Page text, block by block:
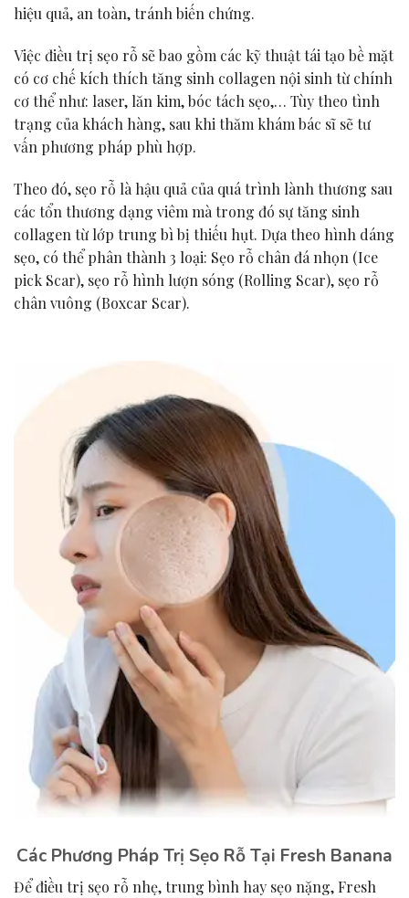
hiệu quả, an toàn, tránh biến chứng.
Việc điều trị sẹo rỗ sẽ bao gồm các kỹ thuật tái tạo bề mặt
có cơ chế kích thích tăng sinh collagen nội sinh từ chính
cơ thể như: laser, lăn kim, bóc tách sẹo,… Tùy theo tình
trạng của khách hàng, sau khi thăm khám bác sĩ sẽ tư
vấn phương pháp phù hợp.
Theo đó, sẹo rỗ là hậu quả của quá trình lành thương sau
các tổn thương dạng viêm mà trong đó sự tăng sinh
collagen từ lớp trung bì bị thiếu hụt. Dựa theo hình dáng
sẹo, có thể phân thành 3 loại: Sẹo rỗ chân đá nhọn (Ice
pick Scar), sẹo rỗ hình lượn sóng (Rolling Scar), sẹo rỗ
chân vuông (Boxcar Scar).
Các Phương Pháp Trị Sẹo Rỗ Tại Fresh Banana
Để điều trị sẹo rỗ nhẹ, trung bình hay sẹo nặng, Fresh